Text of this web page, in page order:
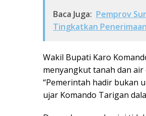
Baca Juga: Pemprov
Tingkatkan
Wakil Bupati Karo
menyangkut tanah dan
“Pemerintah hadir bukan
ujar Komando Tarigan